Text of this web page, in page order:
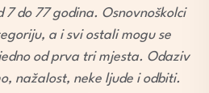
7 do 77 godina. Osnovnoškolci
a i svi ostali mogu se
od prva tri mjesta. Odaziv
nažalost, neke ljude i odbiti.